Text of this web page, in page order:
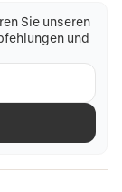
Sie unseren
und